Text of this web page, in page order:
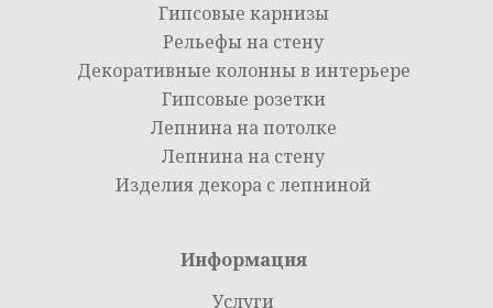
Гипсовые карнизы
Рельефы на стену
Декоративные колонны в интерьере
Гипсовые розетки
Лепнина на потолке
Лепнина на стену
Изделия декора с лепниной
Информация
Услуги